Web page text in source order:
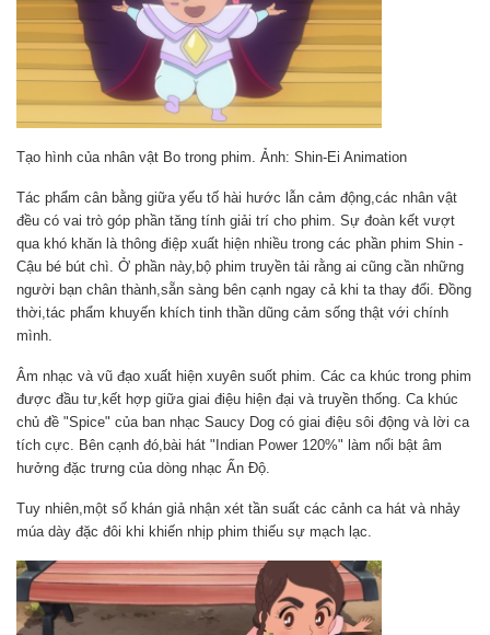
Tạo hình của nhân vật Bo trong phim. Ảnh: Shin-Ei Animation
Tác phẩm cân bằng giữa yếu tố hài hước lẫn cảm động,các nhân vật
đều có vai trò góp phần tăng tính giải trí cho phim. Sự đoàn kết vượt
qua khó khăn là thông điệp xuất hiện nhiều trong các phần phim Shin -
Cậu bé bút chì. Ở phần này,bộ phim truyền tải rằng ai cũng cần những
người bạn chân thành,sẵn sàng bên cạnh ngay cả khi ta thay đổi. Đồng
thời,tác phẩm khuyến khích tinh thần dũng cảm sống thật với chính
mình.
Âm nhạc và vũ đạo xuất hiện xuyên suốt phim. Các ca khúc trong phim
được đầu tư,kết hợp giữa giai điệu hiện đại và truyền thống. Ca khúc
chủ đề "Spice" của ban nhạc Saucy Dog có giai điệu sôi động và lời ca
tích cực. Bên cạnh đó,bài hát "Indian Power 120%" làm nổi bật âm
hưởng đặc trưng của dòng nhạc Ấn Độ.
Tuy nhiên,một số khán giả nhận xét tần suất các cảnh ca hát và nhảy
múa dày đặc đôi khi khiến nhịp phim thiếu sự mạch lạc.